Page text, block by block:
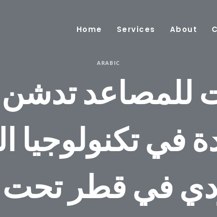
Home Services About
ARABIC
للمصاعد
في تكنولوجيا
في قطر تحت